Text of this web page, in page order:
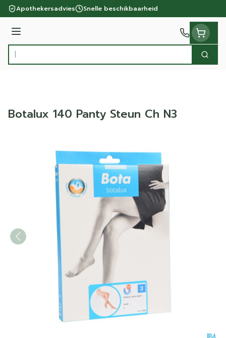
Ga naar de inhoud
Apothekersadvies Snelle beschikbaarheid
Menu
Product, merk, categorie...
Zoek
Botalux 140 Panty Steun Ch N3